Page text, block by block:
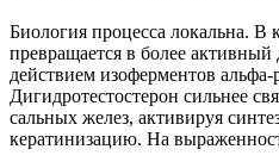
Биология процесса локальна. В
превращается в более активный
действием изоферментов
Дигидротестостерон сильнее
сальных желез, активируя
кератинизацию. На